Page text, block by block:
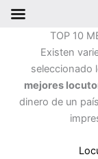
contenido
TOP 10
Existen
seleccionado
mejores
dinero de un